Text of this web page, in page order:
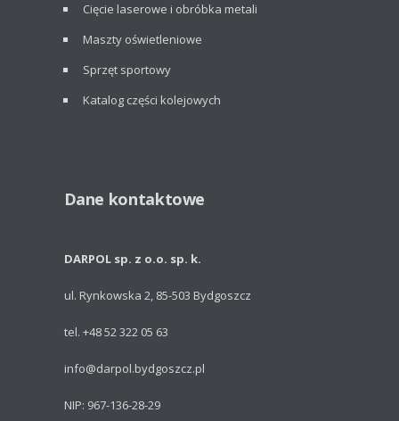
Cięcie laserowe i obróbka metali
Maszty oświetleniowe
Sprzęt sportowy
Katalog części kolejowych
Dane kontaktowe
DARPOL sp. z o.o. sp. k.
ul. Rynkowska 2, 85-503 Bydgoszcz
tel. +48 52 322 05 63
info@darpol.bydgoszcz.pl
NIP: 967-136-28-29